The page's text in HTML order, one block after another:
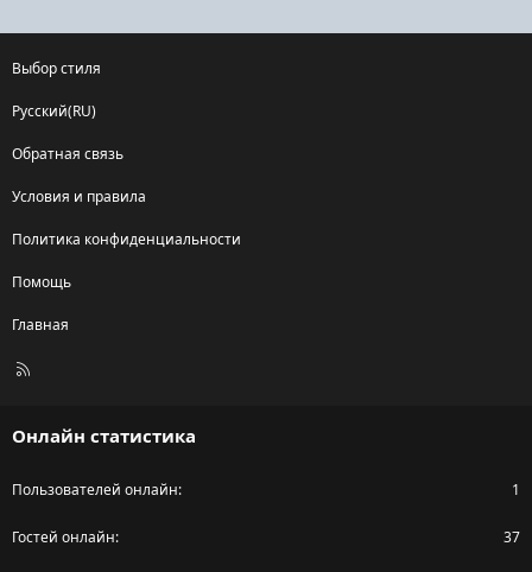
Выбор стиля
Русский(RU)
Обратная связь
Условия и правила
Политика конфиденциальности
Помощь
Главная
R
Онлайн статистика
Пользователей онлайн 1
Гостей онлайн 37